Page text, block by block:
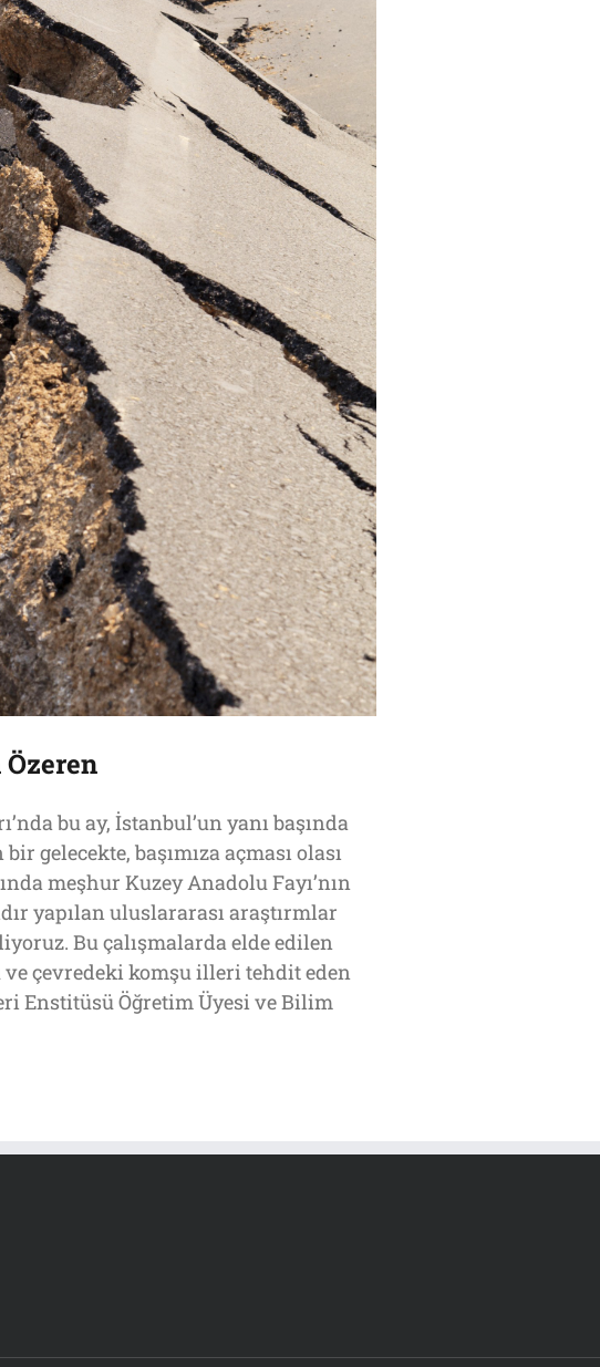
bu ay, İstanbul’un yanı başında
gelecekte, başımıza açması olası
meşhur Kuzey Anadolu Fayı’nın
yapılan uluslararası araştırmlar
Bu çalışmalarda elde edilen
çevredeki komşu illeri tehdit eden
Enstitüsü Öğretim Üyesi ve Bilim